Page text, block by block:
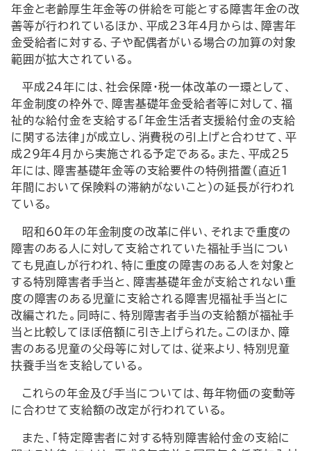
年金と老齢厚生年金等の併給を可能とする障害年金の改
善等が行われているほか、平成23年４月からは、障害年
金受給者に対する、子や配偶者がいる場合の加算の対象
範囲が拡大されている。
平成24年には、社会保障・税一体改革の一環として、
年金制度の枠外で、障害基礎年金受給者等に対して、福
祉的な給付金を支給する「年金生活者支援給付金の支給
に関する法律」が成立し、消費税の引上げと合わせて、平
成29年４月から実施される予定である。また、平成25
年には、障害基礎年金等の支給要件の特例措置（直近１
年間において保険料の滞納がないこと）の延長が行われ
ている。
昭和60年の年金制度の改革に伴い、それまで重度の
障害のある人に対して支給されていた福祉手当につい
ても見直しが行われ、特に重度の障害のある人を対象と
する特別障害者手当と、障害基礎年金が支給されない重
度の障害のある児童に支給される障害児福祉手当とに
改編された。同時に、特別障害者手当の支給額が福祉手
当と比較してほぼ倍額に引き上げられた。このほか、障
害のある児童の父母等に対しては、従来より、特別児童
扶養手当を支給している。
これらの年金及び手当については、毎年物価の変動等
に合わせて支給額の改定が行われている。
また、「特定障害者に対する特別障害給付金の支給に